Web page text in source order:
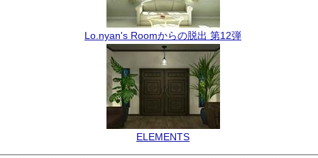
Lo.nyan's Roomからの脱出 第12弾
ELEMENTS